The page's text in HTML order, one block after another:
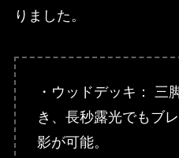
りました。
・ウッドデッキ： 三
き、長秒露光でもブ
影が可能。